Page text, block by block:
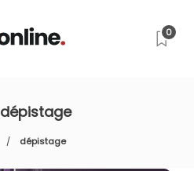
0
dépistage
dépistage